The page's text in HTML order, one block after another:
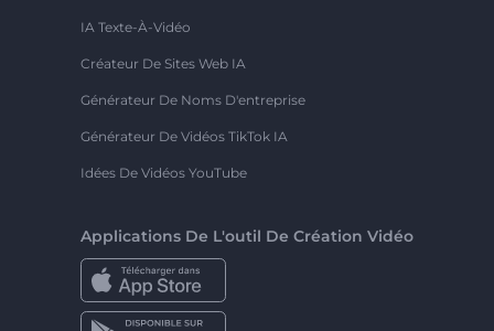
IA Texte-À-Vidéo
Créateur De Sites Web IA
Générateur De Noms D'entreprise
Générateur De Vidéos TikTok IA
Idées De Vidéos YouTube
Applications De L'outil De Création Vidéo